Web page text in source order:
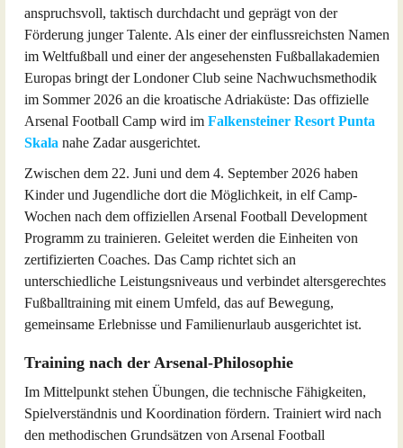
anspruchsvoll, taktisch durchdacht und geprägt von der
Förderung junger Talente. Als einer der einflussreichsten Namen
im Weltfußball und einer der angesehensten Fußballakademien
Europas bringt der Londoner Club seine Nachwuchsmethodik
im Sommer 2026 an die kroatische Adriaküste: Das offizielle
Arsenal Football Camp wird im Falkensteiner Resort Punta
Skala nahe Zadar ausgerichtet.
Zwischen dem 22. Juni und dem 4. September 2026 haben
Kinder und Jugendliche dort die Möglichkeit, in elf Camp-
Wochen nach dem offiziellen Arsenal Football Development
Programm zu trainieren. Geleitet werden die Einheiten von
zertifizierten Coaches. Das Camp richtet sich an
unterschiedliche Leistungsniveaus und verbindet altersgerechtes
Fußballtraining mit einem Umfeld, das auf Bewegung,
gemeinsame Erlebnisse und Familienurlaub ausgerichtet ist.
Training nach der Arsenal-Philosophie
Im Mittelpunkt stehen Übungen, die technische Fähigkeiten,
Spielverständnis und Koordination fördern. Trainiert wird nach
den methodischen Grundsätzen von Arsenal Football